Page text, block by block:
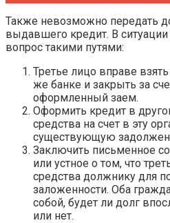
Также невозможно передать
выдавшего кредит. В
вопрос такими путями:
Третье лицо вправе
же банке и закрыть за
оформленный заем.
Оформить кредит в
средства на счет в эту
существующую
Заключить письменное
или устное о том, что
средства должнику для
заложенности. Оба
собой, будет ли долг
или нет.